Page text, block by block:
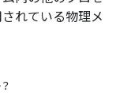
れている物理メ